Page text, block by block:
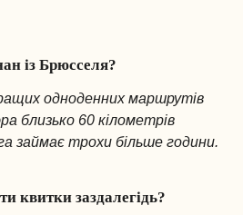
із Брюсселя?
одноденних маршрутів
близько 60 кілометрів
займає трохи більше години.
квитки заздалегідь?